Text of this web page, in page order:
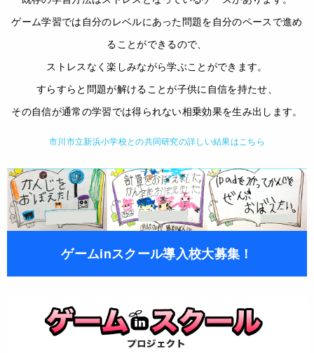
ゲーム学習では自分のレベルにあった問題を自分のペースで進め
ることができるので、
ストレスなく楽しみながら学ぶことができます。
すらすらと問題が解けることが子供に自信を持たせ、
その自信が通常の学習では得られない相乗効果を生み出します。
市川市立新浜小学校との共同研究の詳しい結果はこちら
ゲームinスクール導入校大募集！